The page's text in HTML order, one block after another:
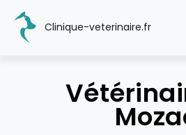
Clinique-veterinaire.fr